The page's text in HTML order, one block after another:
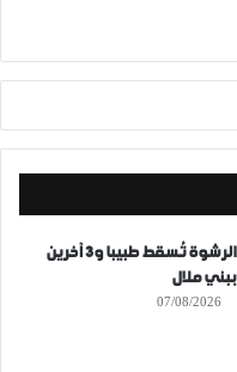
الرشوة تُسقط طبيبا و3 آخرين
ببني ملال
07/08/2026